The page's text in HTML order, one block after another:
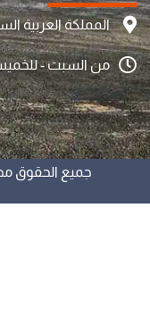
المملكة العربية
من السبت - للخميس من 08:00 صباحا
جميع الحقوق